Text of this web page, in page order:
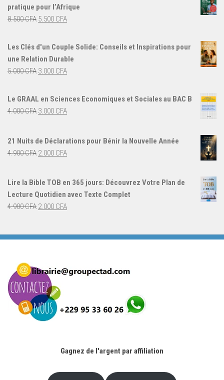
pratique pour l’Afrique
8.500CFA Le
initial
était :
8.500 CFA.
5.500 CFALe
actuel
est :
Les Clés d'un Couple Solide: Conseils et Inspirations pour
une Relation Durable
5.000CFA Le
initial
était :
3.000 CFALe
actuel
Le GRAAL en Sciences Economiques et Sociales au BAC B
4.000CFA Le
4.000 CFA.
3.000 CFALe
3.000 CFA.
21 Nuits de Déclarations pour Bénir la Nouvelle Année
4.900CFA Le
4.900 CFA.
2.000 CFA
Lire la Bible TOB en 365 jours: Découvrez Votre Plan de
Lecture Quotidien avec Texte Complet
4.900CFA Le
était :
2.000 CFALe
est :
Gagnez de l'argent par affiliation